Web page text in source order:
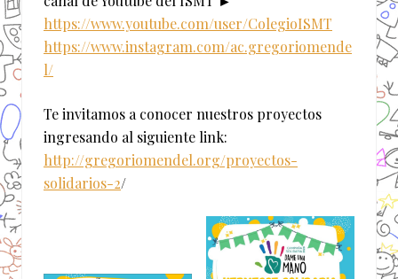
https://www.youtube.com/user/ColegioISMT
https://www.instagram.com/ac.gregoriomende
l/
Te invitamos a conocer nuestros proyectos
ingresando al siguiente link:
http://gregoriomendel.org/proyectos-
solidarios-2/